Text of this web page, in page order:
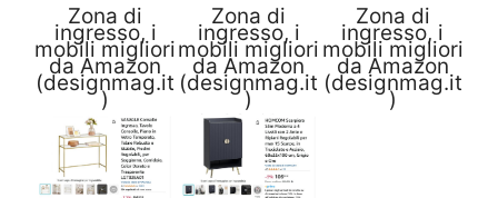
Zona di
ingresso, i
mobili migliori
da Amazon
(designmag.it
)
Zona di
ingresso, i
mobili migliori
da Amazon
(designmag.it
)
Zona di
ingresso, i
mobili migliori
da Amazon
(designmag.it
)